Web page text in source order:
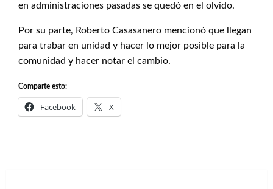
en administraciones pasadas se quedó en el olvido.
Por su parte, Roberto Casasanero mencionó que llegan
para trabar en unidad y hacer lo mejor posible para la
comunidad y hacer notar el cambio.
Comparte esto:
Facebook X